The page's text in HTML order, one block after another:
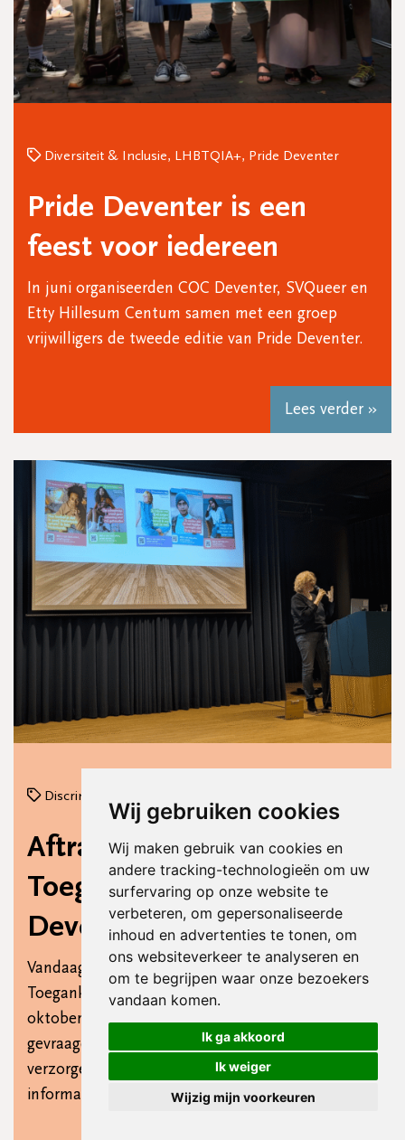
Wij gebruiken cookies
Wij maken gebruik van cookies en
andere tracking-technologieën om uw
surfervaring op onze website te
verbeteren, om gepersonaliseerde
inhoud en advertenties te tonen, om
ons websiteverkeer te analyseren en
om te begrijpen waar onze bezoekers
vandaan komen.
Ik ga akkoord
Ik weiger
Wijzig mijn voorkeuren
Lees verder »
Diversiteit & Inclusie, LHBTQIA+, Pride Deventer
Pride Deventer is een
feest voor iedereen
In juni organiseerden COC Deventer, SVQueer en
Etty Hillesum Centum samen met een groep
vrijwilligers de tweede editie van Pride Deventer.
Discriminatie.nl Deventer, Diversiteit & Inclusie
Aftrap van de Week van de
Toegankelijkheid in
Deventer
Vandaag vierden we de aftrap van de Week van de
Toegankelijkheid in Deventer. Van 6 t/m 12
oktober wordt er door het hele land aandacht
gevraagd voor toegankelijkheid. Ook in Deventer
verzorgen verschillende partijen een week vol
informatie en activiteiten.